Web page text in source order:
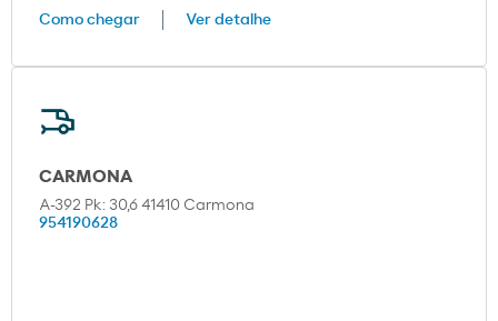
Como chegar Ver detalhe
CARMONA
A-392 Pk: 30,6 41410 Carmona
954190628